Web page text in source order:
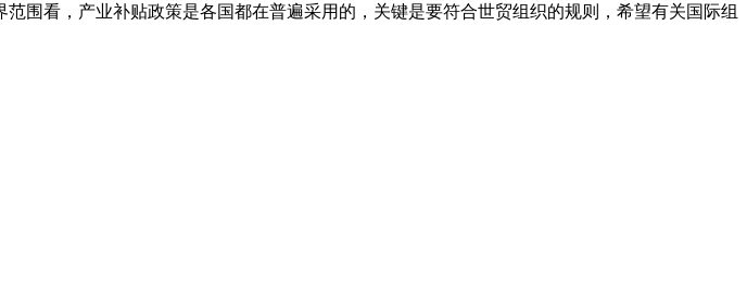
围看，产业补贴政策是各国都在普遍采用的，关键是要符合世贸组织的规则，希望有关国际组